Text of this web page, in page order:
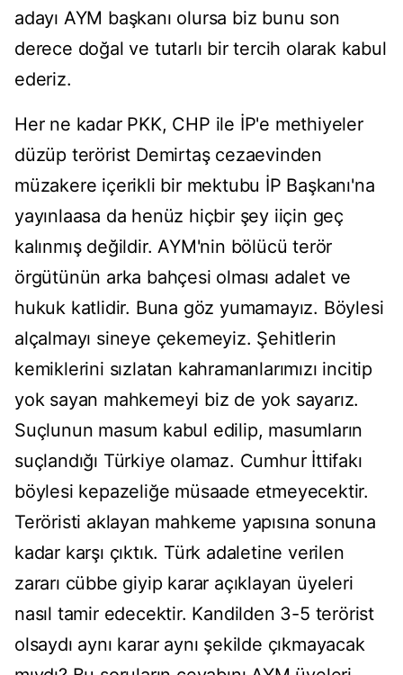
adayı AYM başkanı olursa biz bunu son
derece doğal ve tutarlı bir tercih olarak kabul
ederiz.
Her ne kadar PKK, CHP ile İP'e methiyeler
düzüp terörist Demirtaş cezaevinden
müzakere içerikli bir mektubu İP Başkanı'na
yayınlaasa da henüz hiçbir şey iiçin geç
kalınmış değildir. AYM'nin bölücü terör
örgütünün arka bahçesi olması adalet ve
hukuk katlidir. Buna göz yumamayız. Böylesi
alçalmayı sineye çekemeyiz. Şehitlerin
kemiklerini sızlatan kahramanlarımızı incitip
yok sayan mahkemeyi biz de yok sayarız.
Suçlunun masum kabul edilip, masumların
suçlandığı Türkiye olamaz. Cumhur İttifakı
böylesi kepazeliğe müsaade etmeyecektir.
Teröristi aklayan mahkeme yapısına sonuna
kadar karşı çıktık. Türk adaletine verilen
zararı cübbe giyip karar açıklayan üyeleri
nasıl tamir edecektir. Kandilden 3-5 terörist
olsaydı aynı karar aynı şekilde çıkmayacak